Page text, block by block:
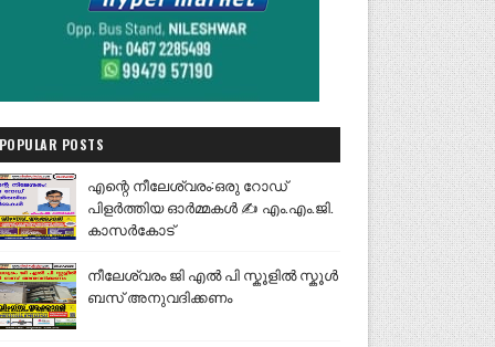
POSTS
എന്റെ നീലേശ്വരം:ഒരു റോഡ്
പിളർത്തിയ ഓർമ്മകൾ ✍️ എം.എം.ജി.
കാസർകോട്
നീലേശ്വരം ജി എൽ പി സ്കൂളിൽ സ്കൂൾ
ബസ് അനുവദിക്കണം